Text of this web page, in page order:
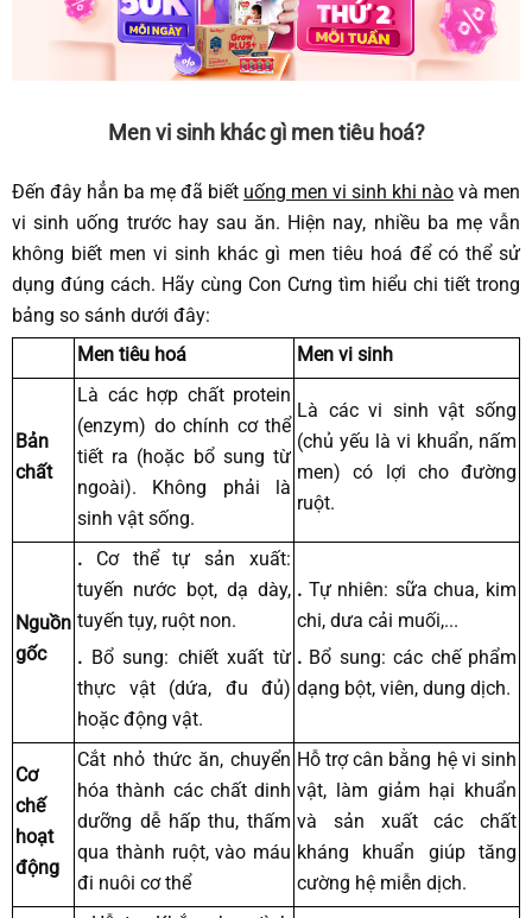
Men vi sinh khác gì men tiêu hoá?
Đến đây hẳn ba mẹ đã biết uống men vi sinh khi nào và men
vi sinh uống trước hay sau ăn. Hiện nay, nhiều ba mẹ vẫn
không biết men vi sinh khác gì men tiêu hoá để có thể sử
dụng đúng cách. Hãy cùng Con Cưng tìm hiểu chi tiết trong
bảng so sánh dưới đây:
Men tiêu hoá
Men vi sinh
Bản
chất
Là các hợp chất protein
(enzym) do chính cơ thể
tiết ra (hoặc bổ sung từ
ngoài). Không phải là
sinh vật sống.
Là các vi sinh vật sống
(chủ yếu là vi khuẩn, nấm
men) có lợi cho đường
ruột.
Nguồn
gốc
. Cơ thể tự sản xuất:
tuyến nước bọt, dạ dày,
tuyến tụy, ruột non.
. Bổ sung: chiết xuất từ
thực vật (dứa, đu đủ)
hoặc động vật.
. Tự nhiên: sữa chua, kim
chi, dưa cải muối,...
. Bổ sung: các chế phẩm
dạng bột, viên, dung dịch.
Cơ
chế
hoạt
động
Cắt nhỏ thức ăn, chuyển
hóa thành các chất dinh
dưỡng dễ hấp thu, thấm
qua thành ruột, vào máu
đi nuôi cơ thể
Hỗ trợ cân bằng hệ vi sinh
vật, làm giảm hại khuẩn
và sản xuất các chất
kháng khuẩn giúp tăng
cường hệ miễn dịch.